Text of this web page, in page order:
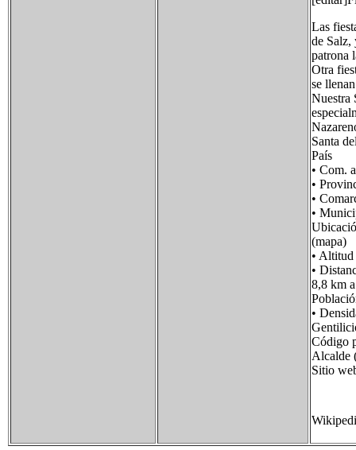
Las
de Salz,
patrona
Otra
se
Nuestra
Santa
País
•
•
•
•
(mapa)
•
•
8,8 km
•
Código
Alcalde
Sitio